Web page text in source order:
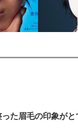
た眉毛の印象がと